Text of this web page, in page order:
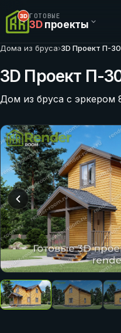
ГОТОВЫЕ
3Dпроекты
Дома из бруса›3D Проект П-30
3D Проект П-
Дом из бруса с эркером